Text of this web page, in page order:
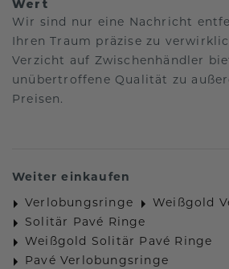
Wert
Wir sind nur eine Nachricht
Ihren Traum präzise zu
Verzicht auf Zwischenhändler
unübertroffene Qualität zu
Preisen.
Weiter einkaufen
Verlobungsringe
Weißgold
Solitär Pavé Ringe
Weißgold Solitär Pavé Ringe
Pavé Verlobungsringe